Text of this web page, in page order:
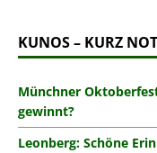
KUNOS – KURZ
Münchner
gewinnt?
Leonberg: Schöne